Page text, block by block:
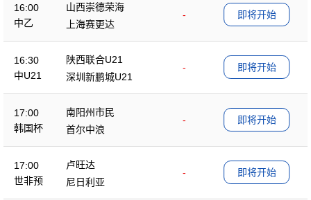
16:00
中乙
山西崇德荣海
-
上海赛更达
即将开始
16:30
中U21
陕西联合U21
-
深圳新鹏城U21
即将开始
17:00
韩国杯
南阳州市民
-
首尔中浪
即将开始
17:00
世非预
卢旺达
-
尼日利亚
即将开始